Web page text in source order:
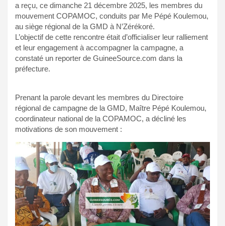
a reçu, ce dimanche 21 décembre 2025, les membres du
mouvement COPAMOC, conduits par Me Pépé Koulemou,
au siège régional de la GMD à N’Zérékoré.
L’objectif de cette rencontre était d’officialiser leur ralliement
et leur engagement à accompagner la campagne, a
constaté un reporter de GuineeSource.com dans la
préfecture.
Prenant la parole devant les membres du Directoire
régional de campagne de la GMD, Maître Pépé Koulemou,
coordinateur national de la COPAMOC, a décliné les
motivations de son mouvement :